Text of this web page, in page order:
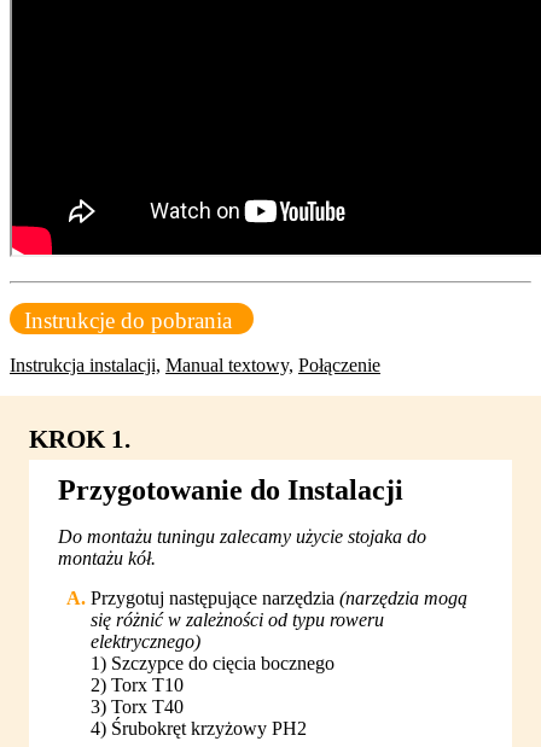
Instrukcje do pobrania
Instrukcja instalacji, Manual textowy, Połączenie
KROK 1.
Przygotowanie do Instalacji
Do montażu tuningu zalecamy użycie stojaka do
montażu kół.
Przygotuj następujące narzędzia (narzędzia mogą
się różnić w zależności od typu roweru
elektrycznego)
1) Szczypce do cięcia bocznego
2) Torx T10
3) Torx T40
4) Śrubokręt krzyżowy PH2